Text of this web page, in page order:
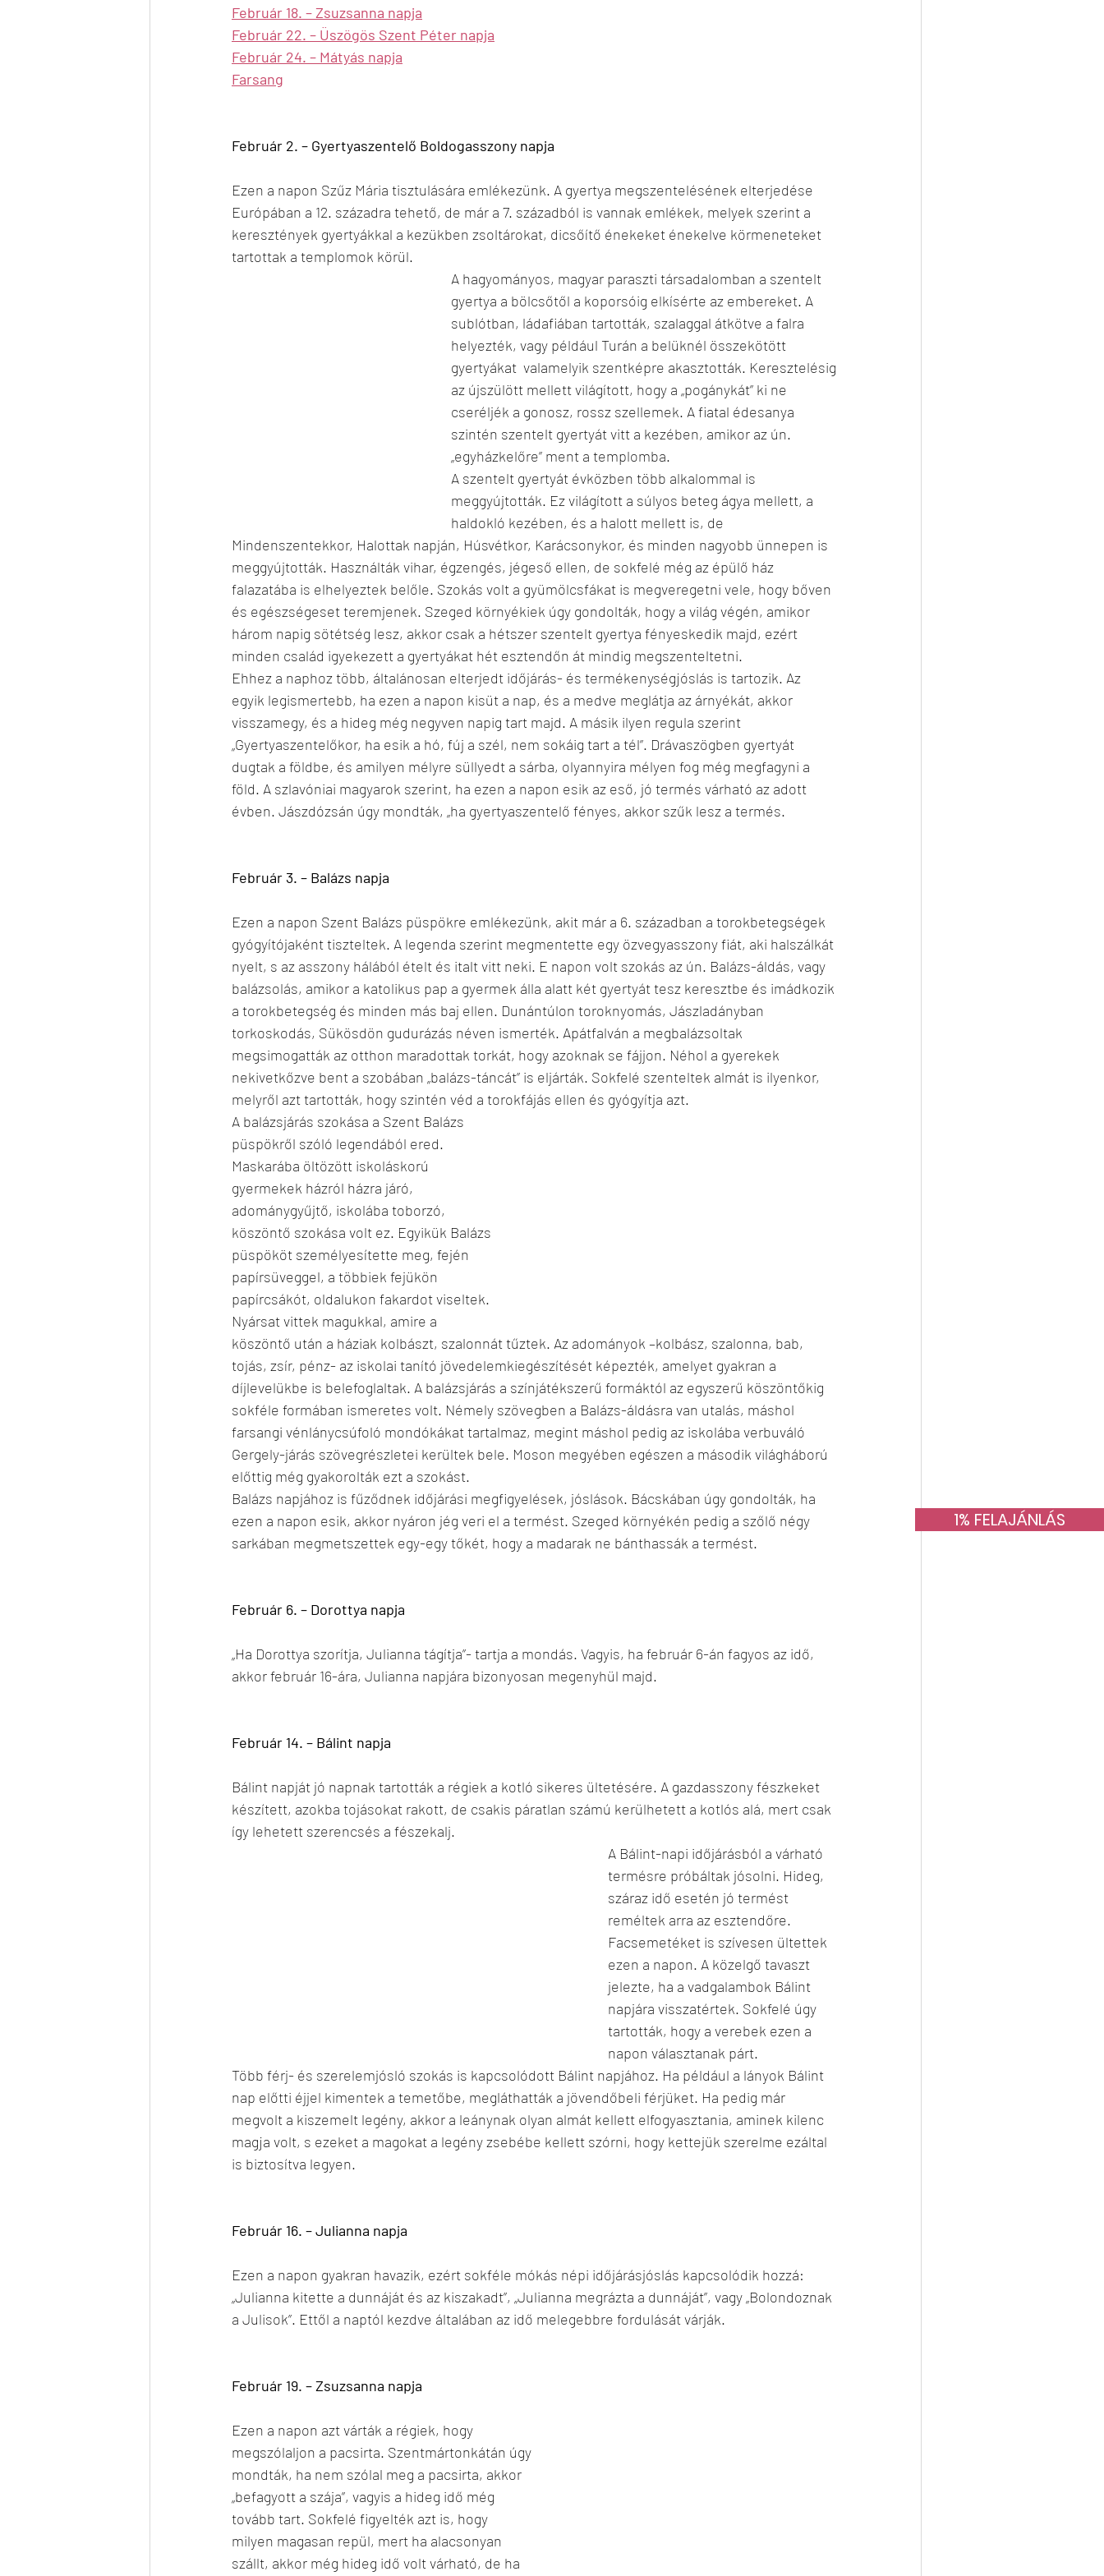
1% FELAJÁNLÁS
Február 18. – Zsuzsanna napja
Február 22. – Üszögös Szent Péter napja
Február 24. – Mátyás napja
Farsang
Február 2. – Gyertyaszentelő Boldogasszony napja
Ezen a napon Szűz Mária tisztulására emlékezünk. A gyertya megszentelésének elterjedése
Európában a 12. századra tehető, de már a 7. századból is vannak emlékek, melyek szerint a
keresztények gyertyákkal a kezükben zsoltárokat, dicsőítő énekeket énekelve körmeneteket
tartottak a templomok körül.
A hagyományos, magyar paraszti társadalomban a szentelt
gyertya a bölcsőtől a koporsóig elkísérte az embereket. A
sublótban, ládafiában tartották, szalaggal átkötve a falra
helyezték, vagy például Turán a belüknél összekötött
gyertyákat  valamelyik szentképre akasztották. Keresztelésig
az újszülött mellett világított, hogy a „pogánykát” ki ne
cseréljék a gonosz, rossz szellemek. A fiatal édesanya
szintén szentelt gyertyát vitt a kezében, amikor az ún.
„egyházkelőre” ment a templomba.
A szentelt gyertyát évközben több alkalommal is
meggyújtották. Ez világított a súlyos beteg ágya mellett, a
haldokló kezében, és a halott mellett is, de
Mindenszentekkor, Halottak napján, Húsvétkor, Karácsonykor, és minden nagyobb ünnepen is
meggyújtották. Használták vihar, égzengés, jégeső ellen, de sokfelé még az épülő ház
falazatába is elhelyeztek belőle. Szokás volt a gyümölcsfákat is megveregetni vele, hogy bőven
és egészségeset teremjenek. Szeged környékiek úgy gondolták, hogy a világ végén, amikor
három napig sötétség lesz, akkor csak a hétszer szentelt gyertya fényeskedik majd, ezért
minden család igyekezett a gyertyákat hét esztendőn át mindig megszenteltetni.
Ehhez a naphoz több, általánosan elterjedt időjárás- és termékenységjóslás is tartozik. Az
egyik legismertebb, ha ezen a napon kisüt a nap, és a medve meglátja az árnyékát, akkor
visszamegy, és a hideg még negyven napig tart majd. A másik ilyen regula szerint
„Gyertyaszentelőkor, ha esik a hó, fúj a szél, nem sokáig tart a tél”. Drávaszögben gyertyát
dugtak a földbe, és amilyen mélyre süllyedt a sárba, olyannyira mélyen fog még megfagyni a
föld. A szlavóniai magyarok szerint, ha ezen a napon esik az eső, jó termés várható az adott
évben. Jászdózsán úgy mondták, „ha gyertyaszentelő fényes, akkor szűk lesz a termés.
Február 3. – Balázs napja
Ezen a napon Szent Balázs püspökre emlékezünk, akit már a 6. században a torokbetegségek
gyógyítójaként tiszteltek. A legenda szerint megmentette egy özvegyasszony fiát, aki halszálkát
nyelt, s az asszony hálából ételt és italt vitt neki. E napon volt szokás az ún. Balázs-áldás, vagy
balázsolás, amikor a katolikus pap a gyermek álla alatt két gyertyát tesz keresztbe és imádkozik
a torokbetegség és minden más baj ellen. Dunántúlon toroknyomás, Jászladányban
torkoskodás, Sükösdön gudurázás néven ismerték. Apátfalván a megbalázsoltak
megsimogatták az otthon maradottak torkát, hogy azoknak se fájjon. Néhol a gyerekek
nekivetkőzve bent a szobában „balázs-táncát” is eljárták. Sokfelé szenteltek almát is ilyenkor,
melyről azt tartották, hogy szintén véd a torokfájás ellen és gyógyítja azt.
A balázsjárás szokása a Szent Balázs
püspökről szóló legendából ered.
Maskarába öltözött iskoláskorú
gyermekek házról házra járó,
adománygyűjtő, iskolába toborzó,
köszöntő szokása volt ez. Egyikük Balázs
püspököt személyesítette meg, fején
papírsüveggel, a többiek fejükön
papírcsákót, oldalukon fakardot viseltek.
Nyársat vittek magukkal, amire a
köszöntő után a háziak kolbászt, szalonnát tűztek. Az adományok –kolbász, szalonna, bab,
tojás, zsír, pénz- az iskolai tanító jövedelemkiegészítését képezték, amelyet gyakran a
díjlevelükbe is belefoglaltak. A balázsjárás a színjátékszerű formáktól az egyszerű köszöntőkig
sokféle formában ismeretes volt. Némely szövegben a Balázs-áldásra van utalás, máshol
farsangi vénlánycsúfoló mondókákat tartalmaz, megint máshol pedig az iskolába verbuváló
Gergely-járás szövegrészletei kerültek bele. Moson megyében egészen a második világháború
előttig még gyakorolták ezt a szokást.
Balázs napjához is fűződnek időjárási megfigyelések, jóslások. Bácskában úgy gondolták, ha
ezen a napon esik, akkor nyáron jég veri el a termést. Szeged környékén pedig a szőlő négy
sarkában megmetszettek egy-egy tőkét, hogy a madarak ne bánthassák a termést.
Február 6. – Dorottya napja
„Ha Dorottya szorítja, Julianna tágítja”- tartja a mondás. Vagyis, ha február 6-án fagyos az idő,
akkor február 16-ára, Julianna napjára bizonyosan megenyhül majd.
Február 14. – Bálint napja
Bálint napját jó napnak tartották a régiek a kotló sikeres ültetésére. A gazdasszony fészkeket
készített, azokba tojásokat rakott, de csakis páratlan számú kerülhetett a kotlós alá, mert csak
így lehetett szerencsés a fészekalj.
A Bálint-napi időjárásból a várható
termésre próbáltak jósolni. Hideg,
száraz idő esetén jó termést
reméltek arra az esztendőre.
Facsemetéket is szívesen ültettek
ezen a napon. A közelgő tavaszt
jelezte, ha a vadgalambok Bálint
napjára visszatértek. Sokfelé úgy
tartották, hogy a verebek ezen a
napon választanak párt.
Több férj- és szerelemjósló szokás is kapcsolódott Bálint napjához. Ha például a lányok Bálint
nap előtti éjjel kimentek a temetőbe, megláthatták a jövendőbeli férjüket. Ha pedig már
megvolt a kiszemelt legény, akkor a leánynak olyan almát kellett elfogyasztania, aminek kilenc
magja volt, s ezeket a magokat a legény zsebébe kellett szórni, hogy kettejük szerelme ezáltal
is biztosítva legyen.
Február 16. – Julianna napja
Ezen a napon gyakran havazik, ezért sokféle mókás népi időjárásjóslás kapcsolódik hozzá:
„Julianna kitette a dunnáját és az kiszakadt”, „Julianna megrázta a dunnáját”, vagy „Bolondoznak
a Julisok”. Ettől a naptól kezdve általában az idő melegebbre fordulását várják.
Február 19. – Zsuzsanna napja
Ezen a napon azt várták a régiek, hogy
megszólaljon a pacsirta. Szentmártonkátán úgy
mondták, ha nem szólal meg a pacsirta, akkor
„befagyott a szája”, vagyis a hideg idő még
tovább tart. Sokfelé figyelték azt is, hogy
milyen magasan repül, mert ha alacsonyan
szállt, akkor még hideg idő volt várható, de ha